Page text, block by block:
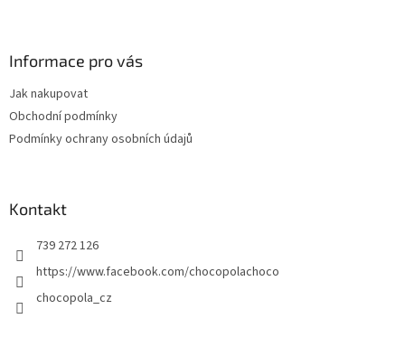
Informace pro vás
Jak nakupovat
Obchodní podmínky
Podmínky ochrany osobních údajů
Kontakt
739 272 126
https://www.facebook.com/chocopolachoco
chocopola_cz